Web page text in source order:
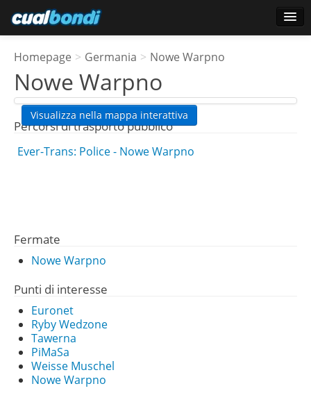
Utenti preferiti
Sondaggio
Homepage > Germania > Nowe Warpno
Nowe Warpno
Visualizza nella mappa interattiva
Percorsi di trasporto pubblico
Ever-Trans: Police - Nowe Warpno
Fermate
Nowe Warpno
Punti di interesse
Euronet
Ryby Wedzone
Tawerna
PiMaSa
Weisse Muschel
Nowe Warpno